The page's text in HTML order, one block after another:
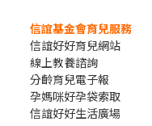
信誼基金會育兒服務
信誼好好育兒網站
線上教養諮詢
分齡育兒電子報
孕媽咪好孕袋索取
信誼好好生活廣場